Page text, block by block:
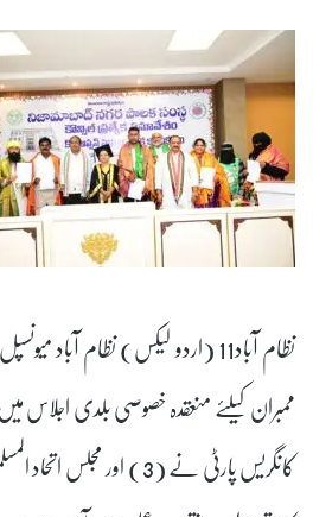
ممبران کیلئے منعقدہ خصوصی بلدی اجلاس